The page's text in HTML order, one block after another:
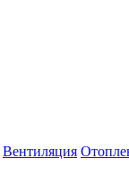
Вентиляция